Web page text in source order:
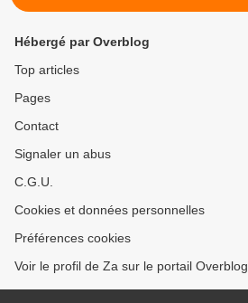
Hébergé par Overblog
Top articles
Pages
Contact
Signaler un abus
C.G.U.
Cookies et données personnelles
Préférences cookies
Voir le profil de Za sur le portail Overblog